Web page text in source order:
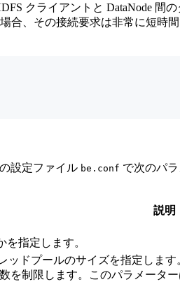
クライアントと DataNode 間
合、その接続要求は非常に短時
設定ファイル be.conf で次のパ
説明
を指定します。
ッドプールのサイズを指定しま
を制限します。このパラメータ